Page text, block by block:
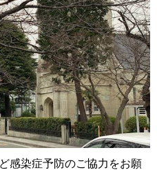
感染症予防のご協力をお願